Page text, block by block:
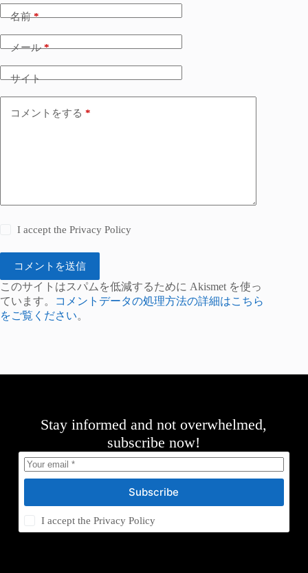
名前*
メール*
サイト
コメントをする *
I accept thePrivacy Policy
コメントを送信
このサイトはスパムを低減するために Akismet を使っ
ています。
コメントデータの処理方法の詳細はこちら
をご覧ください。
Stay informed and not overwhelmed,
subscribe now!
Subscribe
I accept thePrivacy Policy